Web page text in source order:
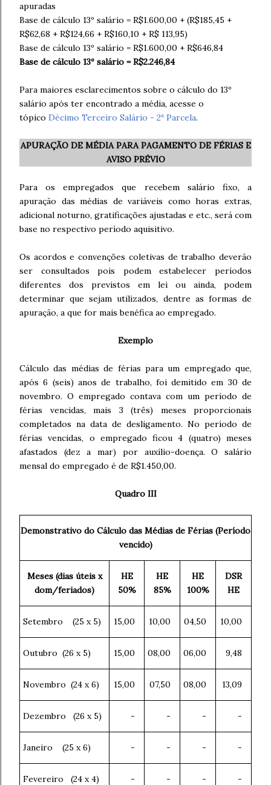
apuradas
Base de cálculo 13º salário = R$1.600,00 + (R$185,45 +
R$62,68 + R$124,66 + R$160,10 + R$ 113,95)
Base de cálculo 13º salário = R$1.600,00 + R$646,84
Base de cálculo 13º salário = R$2.246,84
Para maiores esclarecimentos sobre o cálculo do 13º
salário após ter encontrado a média, acesse o
tópico Décimo Terceiro Salário - 2ª Parcela.
APURAÇÃO DE MÉDIA PARA PAGAMENTO DE FÉRIAS E
AVISO PRÉVIO
Para os empregados que recebem salário fixo, a
apuração das médias de variáveis como horas extras,
adicional noturno, gratificações ajustadas e etc., será com
base no respectivo período aquisitivo.
Os acordos e convenções coletivas de trabalho deverão
ser consultados pois podem estabelecer períodos
diferentes dos previstos em lei ou ainda, podem
determinar que sejam utilizados, dentre as formas de
apuração, a que for mais benéfica ao empregado.
Exemplo
Cálculo das médias de férias para um empregado que,
após 6 (seis) anos de trabalho, foi demitido em 30 de
novembro. O empregado contava com um período de
férias vencidas, mais 3 (três) meses proporcionais
completados na data de desligamento. No período de
férias vencidas, o empregado ficou 4 (quatro) meses
afastados (dez a mar) por auxílio-doença. O salário
mensal do empregado é de R$1.450,00.
Quadro III
Demonstrativo do Cálculo das Médias de Férias (Período
vencido)
Meses (dias úteis x
dom/feriados)
HE
50%
HE
85%
HE
100%
DSR
HE
Setembro (25 x 5) 15,00 10,00 04,50 10,00
Outubro (26 x 5) 15,00 08,00 06,00 9,48
Novembro (24 x 6) 15,00 07,50 08,00 13,09
Dezembro (26 x 5) - - - -
Janeiro (25 x 6) - - - -
Fevereiro (24 x 4) - - - -